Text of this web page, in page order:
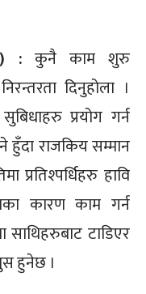
: कुनै काम शुरु
दिनुहोला ।
प्रयोग गर्न
हुँदा राजकिय सम्मान
प्रतिश्पर्धिहरु हावि
कारण काम गर्न
टाडिएर
हुनेछ ।